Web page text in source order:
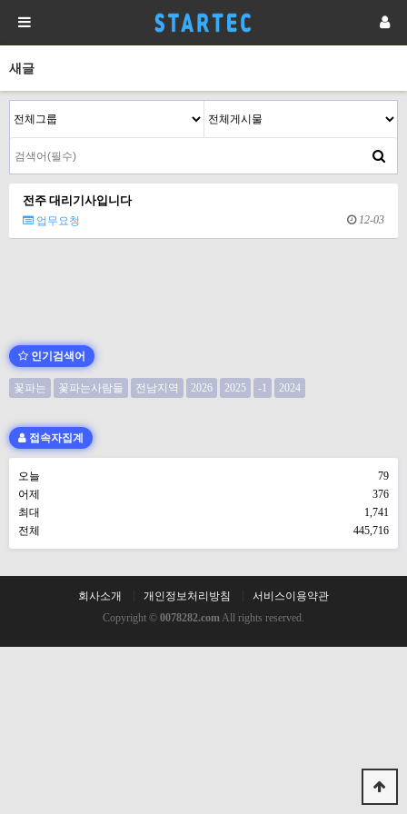
새글
전주 대리기사입니다
업무요청 12-03
인기검색어
꽃파는 꽃파는사람들 전남지역 2026 2025 -1 2024
접속자집계
오늘
79
어제
376
최대
1,741
전체
445,716
회사소개 개인정보처리방침
서비스이용약관
Copyright © 0078282.comAll rights reserved.